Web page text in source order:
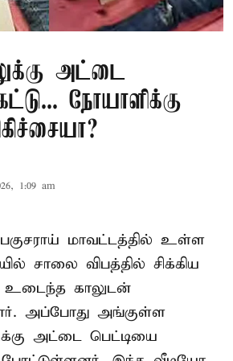
அட்டை
நோயாளிக்கு
1:09 am
மாவட்டத்தில் உள்ள
சாலை விபத்தில் சிக்கிய
உடைந்த காலுடன்
அப்போது அங்குள்ள
அட்டை பெட்டியை